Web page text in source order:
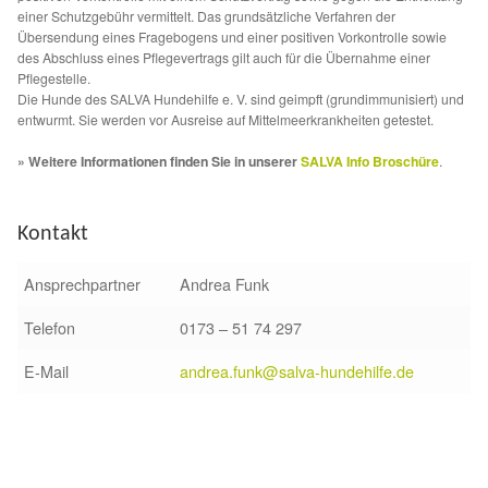
Sicherheitsgeschirr
Mittelmeerkrankheiten
Zwingerhusten
Ablauf Adoption
einer Schutzgebühr vermittelt. Das grundsätzliche Verfahren der
Übersendung eines Fragebogens und einer positiven Vorkontrolle sowie
des Abschluss eines Pflegevertrags gilt auch für die Übernahme einer
Pflegestelle.
Die Hunde des SALVA Hundehilfe e. V. sind geimpft (grundimmunisiert) und
entwurmt. Sie werden vor Ausreise auf Mittelmeerkrankheiten getestet.
» Weitere Informationen finden Sie in unsererSALVA Info Broschüre.
Kontakt
Ansprechpartner
Andrea Funk
Telefon
0173 – 51 74 297
E-Mail
andrea.funk@salva-hundehilfe.de